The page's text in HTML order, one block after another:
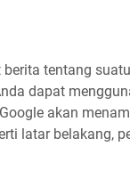
tentang
dapat
akan
latar belakang,